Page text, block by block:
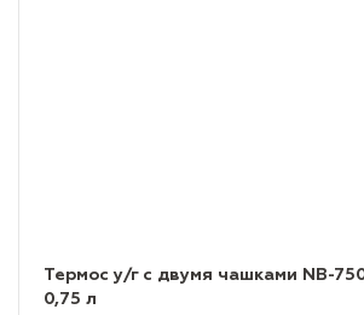
Термос у/г с двумя чашками NB-
0,75 л